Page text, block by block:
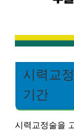
시력교
기간
시력교정술을